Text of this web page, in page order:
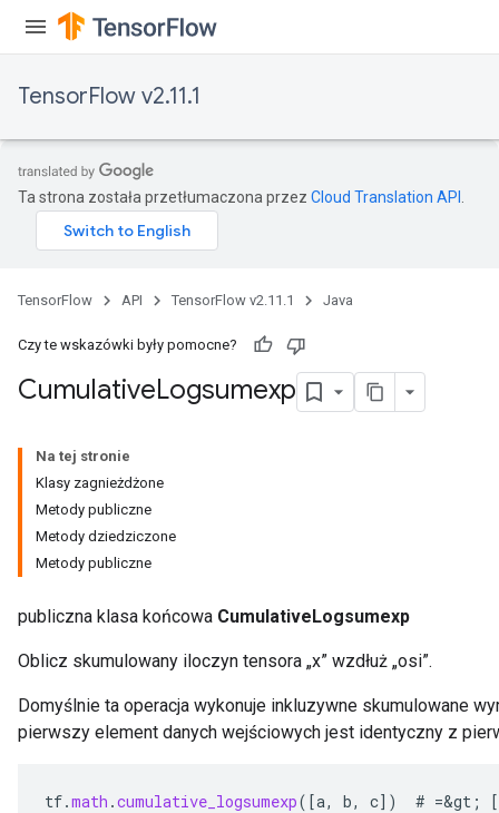
TensorFlow v2.11.1
Ta strona została przetłumaczona przez Cloud Translation API
TensorFlow API TensorFlow v2.11.1 Java
Czy te wskazówki były pomocne?
CumulativeLogsumexp
Na tej stronie
Klasy zagnieżdżone
Metody publiczne
Metody dziedziczone
Metody publiczne
publiczna klasa końcowa CumulativeLogsumexp
Oblicz skumulowany iloczyn tensora „x” wzdłuż „osi”.
Domyślnie ta operacja wykonuje inkluzywne skumulowane
pierwszy element danych wejściowych jest identyczny z
tf.math .cumulative_logsumexp( [a, b, c] ) # =&gt ; [